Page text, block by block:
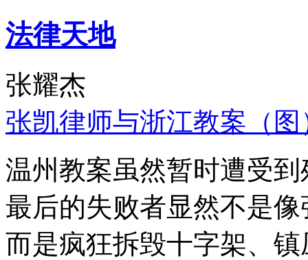
法律天地
张耀杰
张凯律师与浙江教案（图
温州教案虽然暂时遭受
最后的失败者显然不是
而是疯狂拆毁十字架、